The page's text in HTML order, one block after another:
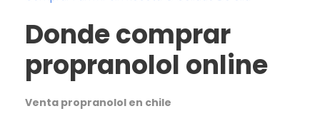
Donde comprar
propranolol online
Venta propranolol en chile